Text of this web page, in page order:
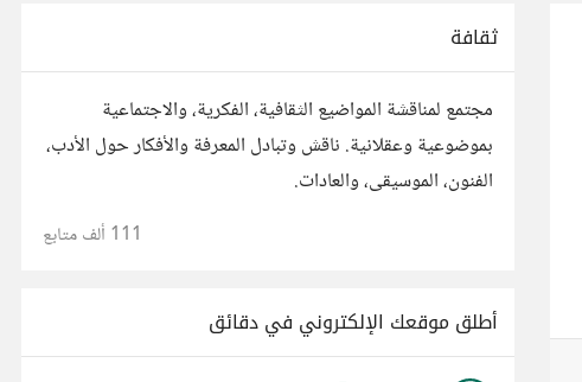
ثقافة
مجتمع لمناقشة المواضيع الثقافية، الفكرية، والاجتماعية
بموضوعية وعقلانية. ناقش وتبادل المعرفة والأفكار حول الأدب،
الفنون، الموسيقى، والعادات.
111 ألف متابع
أطلق موقعك الإلكتروني في دقائق